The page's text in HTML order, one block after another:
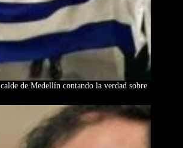
de Medellín contando la verdad sobre